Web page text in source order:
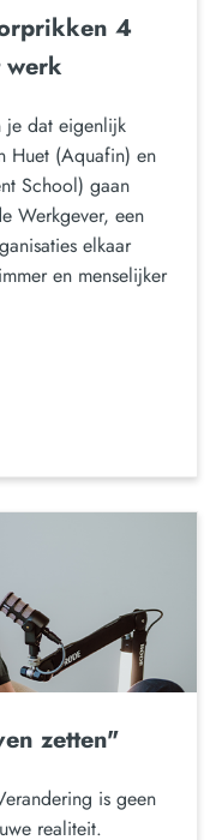
4
werk
je dat eigenlijk
Huet (Aquafin) en
School) gaan
Werkgever, een
elkaar
en menselijker
zetten"
is geen
realiteit.